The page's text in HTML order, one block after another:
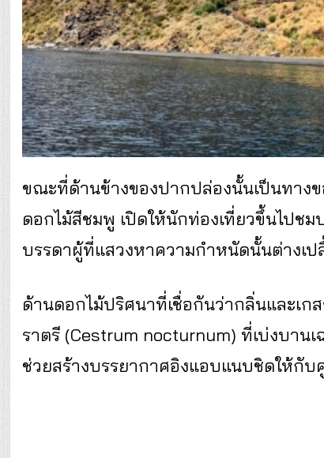
ขณะที่ด้านข้างของปากปล่องนั้นเป็นทาง
ดอกไม้สีชมพู เปิดให้นักท่องเที่ยวขึ้นไปชม
บรรดาผู้ที่แสวงหาความกำหนัดนั้นต่างเ
ด้านดอกไม้ปริศนาที่เชื่อกันว่ากลิ่นและเ
ราตรี (Cestrum nocturnum) ที่เบ่งบาน
ช่วยสร้างบรรยากาศอิงแอบแนบชิดให้กั